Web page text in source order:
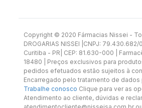
Copyright ©️ 2020 Fármacias Nissei -
DROGARIAS NISSEI |CNPJ:
Curitiba - PR| CEP: 81.630-000 |
18480 | Preços exclusivos para
pedidos efetuados estão sujeitos à
Encarregado pelo tratamento de dados
Trabalhe conosco Clique para ver as
Atendimento ao cliente, dúvidas e